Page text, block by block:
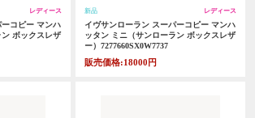
レディース
コピー マンハ
ボックスレザ
新品 レディース
イヴサンローラン スーパーコピー マンハ
ッタン ミニ（サンローラン ボックスレザ
ー）7277660SX0W7737
販売価格:18000円